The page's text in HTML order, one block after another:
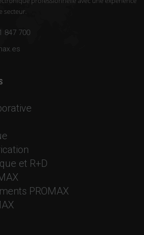
secteur.
847 700
et R+D
PROMAX